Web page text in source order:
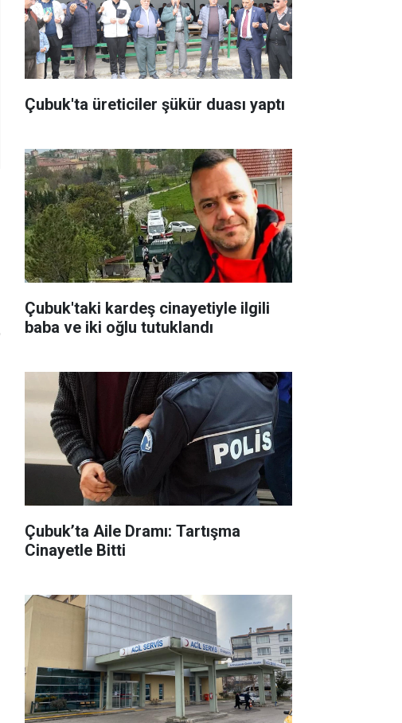
Çubuk'ta üreticiler şükür duası yaptı
Çubuk'taki kardeş cinayetiyle ilgili
baba ve iki oğlu tutuklandı
Çubuk’ta Aile Dramı: Tartışma
Cinayetle Bitti